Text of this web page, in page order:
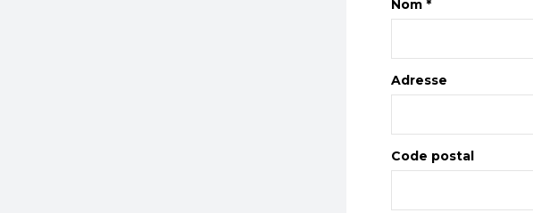
Nom *
Adresse
Code postal